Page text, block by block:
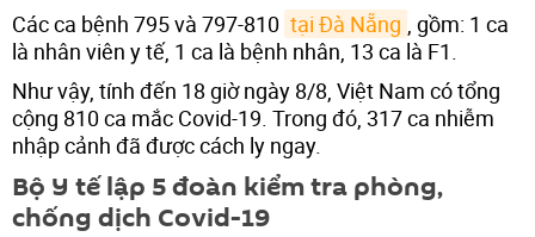
Các ca bệnh 795 và 797-810 tại Đà Nẵng , gồm: 1 ca
là nhân viên y tế, 1 ca là bệnh nhân, 13 ca là F1.
Như vậy, tính đến 18 giờ ngày 8/8, Việt Nam có tổng
cộng 810 ca mắc Covid-19. Trong đó, 317 ca nhiễm
nhập cảnh đã được cách ly ngay.
Bộ Y tế lập 5 đoàn kiểm tra phòng,
chống dịch Covid-19